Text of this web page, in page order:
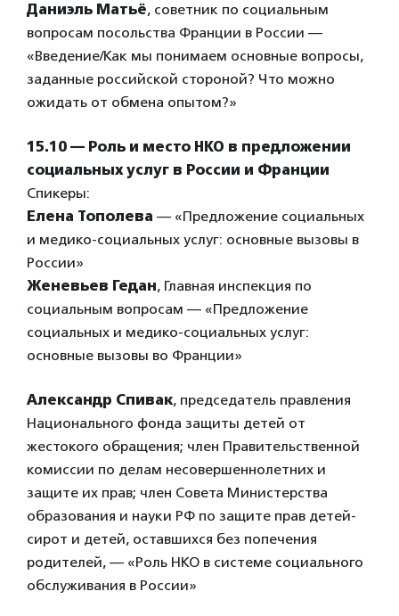
Даниэль Матьё, советник по социальным
вопросам посольства Франции в России —
«Введение/Как мы понимаем основные вопросы,
заданные российской стороной? Что можно
ожидать от обмена опытом?»
15.10 — Роль и место НКО в предложении
социальных услуг в России и Франции
Спикеры:
Елена Тополева — «Предложение социальных
и медико-социальных услуг: основные вызовы в
России»
Женевьев Гедан, Главная инспекция по
социальным вопросам — «Предложение
социальных и медико-социальных услуг:
основные вызовы во Франции»
Александр Спивак, председатель правления
Национального фонда защиты детей от
жестокого обращения; член Правительственной
комиссии по делам несовершеннолетних и
защите их прав; член Совета Министерства
образования и науки РФ по защите прав детей-
сирот и детей, оставшихся без попечения
родителей, — «Роль НКО в системе социального
обслуживания в России»